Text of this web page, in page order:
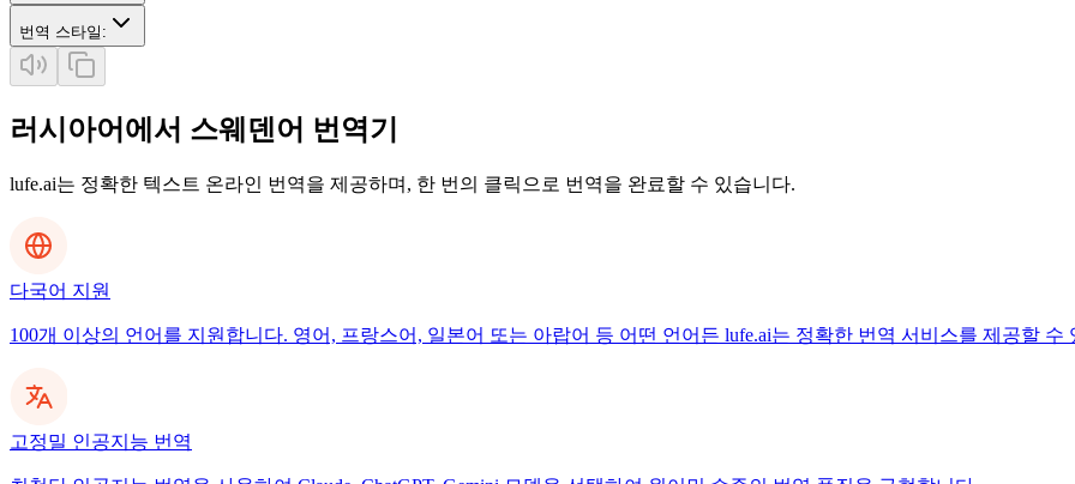
번역 스타일 :
러시아어에서 스웨덴어 번역기
lufe.ai는 정확한 텍스트 온라인 번역을 제공하며, 한 번의 클릭으로 번역을 완료할 수 있습니다.
다국어 지원
100개 이상의 언어를 지원합니다. 영어, 프랑스어, 일본어 또는 아랍어 등 어떤 언어든 lufe.ai는 정확한 번역 서비스를 제공할 수
고정밀 인공지능 번역